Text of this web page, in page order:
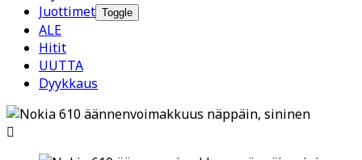
Juottimet Toggle
ALE
Hitit
UUTTA
Dyykkaus
